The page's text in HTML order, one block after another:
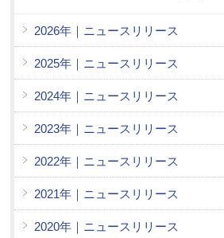
2026年｜ニュースリリース
2025年｜ニュースリリース
2024年｜ニュースリリース
2023年｜ニュースリリース
2022年｜ニュースリリース
2021年｜ニュースリリース
2020年｜ニュースリリース